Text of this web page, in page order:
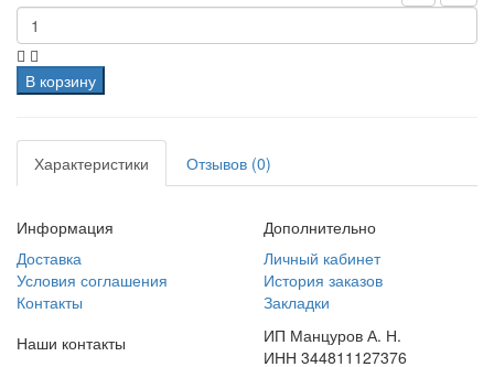
В корзину
Характеристики Отзывов (0)
Информация
Доставка
Условия соглашения
Контакты
Дополнительно
Личный кабинет
История заказов
Закладки
Наши контакты
ИП Манцуров А. Н.
ИНН 344811127376